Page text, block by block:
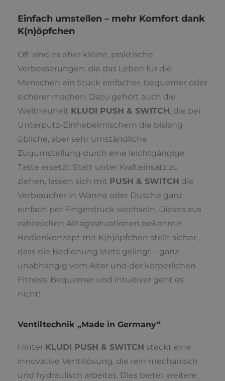
Einfach umstellen – mehr Komfort dank
K(n)öpfchen
Oft sind es eher kleine, praktische
Verbesserungen, die das Leben für die
Menschen ein Stück einfacher, bequemer oder
sicherer machen. Dazu gehört auch die
Weltneuheit KLUDI PUSH & SWITCH, die bei
Unterputz-Einhebelmischern die bislang
übliche, aber sehr umständliche
Zugumstellung durch eine leichtgängige
Taste ersetzt: Statt unter Krafteinsatz zu
ziehen, lassen sich mit PUSH & SWITCH die
Verbraucher in Wanne oder Dusche ganz
einfach per Fingerdruck wechseln. Dieses aus
zahlreichen Alltagssituationen bekannte
Bedienkonzept mit K(n)öpfchen stellt sicher,
dass die Bedienung stets gelingt – ganz
unabhängig vom Alter und der körperlichen
Fitness. Bequemer und intuitiver geht es
nicht!
Ventiltechnik „Made in Germany“
Hinter KLUDI PUSH & SWITCH steckt eine
innovative Ventillösung, die rein mechanisch
und hydraulisch arbeitet. Dies bietet weitere